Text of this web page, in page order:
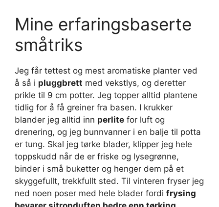
Mine erfaringsbaserte
småtriks
Jeg får tettest og mest aromatiske planter ved
å så i pluggbrett med vekstlys, og deretter
prikle til 9 cm potter. Jeg topper alltid plantene
tidlig for å få greiner fra basen. I krukker
blander jeg alltid inn perlite for luft og
drenering, og jeg bunnvanner i en balje til potta
er tung. Skal jeg tørke blader, klipper jeg hele
toppskudd når de er friske og lysegrønne,
binder i små buketter og henger dem på et
skyggefullt, trekkfullt sted. Til vinteren fryser jeg
ned noen poser med hele blader fordi frysing